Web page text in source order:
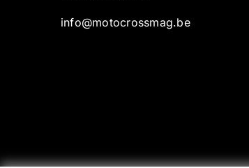
info@motocrossmag.be